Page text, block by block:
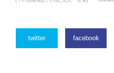
twitter facebook